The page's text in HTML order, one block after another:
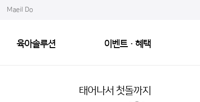
Maeil Do
육아솔루션 이벤트·혜택
태어나서 첫돌까지